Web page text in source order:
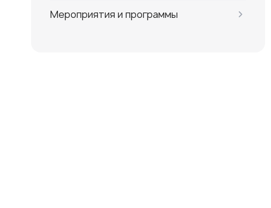
Мероприятия и программы